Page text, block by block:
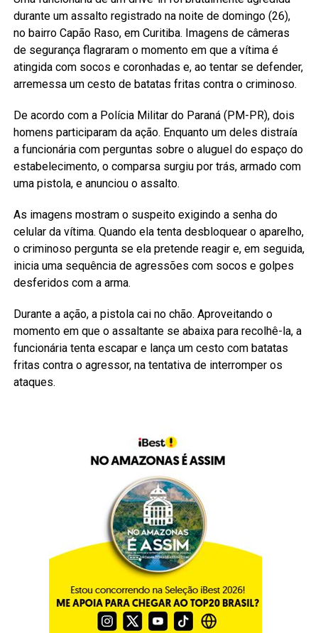
durante um assalto registrado na noite de domingo (26),
no bairro Capão Raso, em Curitiba. Imagens de câmeras
de segurança flagraram o momento em que a vítima é
atingida com socos e coronhadas e, ao tentar se defender,
arremessa um cesto de batatas fritas contra o criminoso.
De acordo com a Polícia Militar do Paraná (PM-PR), dois
homens participaram da ação. Enquanto um deles distraía
a funcionária com perguntas sobre o aluguel do espaço do
estabelecimento, o comparsa surgiu por trás, armado com
uma pistola, e anunciou o assalto.
As imagens mostram o suspeito exigindo a senha do
celular da vítima. Quando ela tenta desbloquear o aparelho,
o criminoso pergunta se ela pretende reagir e, em seguida,
inicia uma sequência de agressões com socos e golpes
desferidos com a arma.
Durante a ação, a pistola cai no chão. Aproveitando o
momento em que o assaltante se abaixa para recolhê-la, a
funcionária tenta escapar e lança um cesto com batatas
fritas contra o agressor, na tentativa de interromper os
ataques.